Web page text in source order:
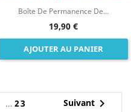
Boîte De Permanence De...
19,90 €
AJOUTER AU PANIER
… 23 Suivant